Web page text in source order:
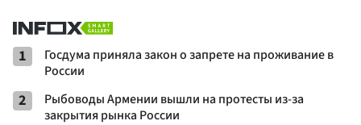
1
Госдума приняла закон о запрете на проживание в
России
2
Рыбоводы Армении вышли на протесты из-за
закрытия рынка России